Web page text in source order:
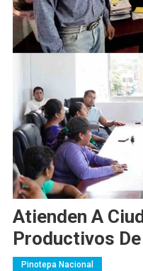
Atienden A
Productivos
Pinotepa Nacional